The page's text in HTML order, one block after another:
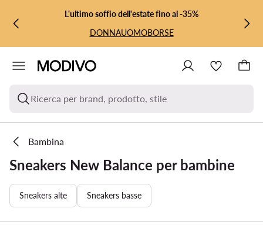
VAI AL CONTENUTO PRINCIPALE
VAI ALLA RICERCAL'ultimo soffio dell'estate fino al -35%
DONNAUOMOBORSE
Ricerca per brand, prodotto, stile
Bambina
Sneakers New Balance per bambine
Sneakers alte Sneakers basse